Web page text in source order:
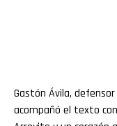
Gastón Ávila, defensor
acompañó el texto